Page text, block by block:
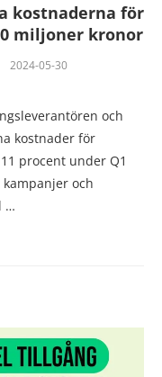
kostnaderna för
miljoner kronor
2024-05-30
och
kostnader för
procent under Q1
och
…